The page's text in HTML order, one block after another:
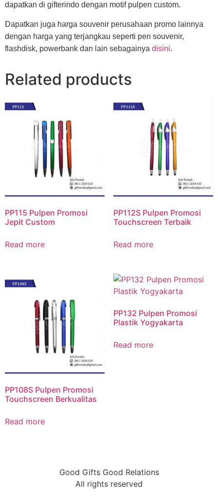
dapatkan di gifterindo dengan motif pulpen custom.
Dapatkan juga harga souvenir perusahaan promo lainnya
dengan harga yang terjangkau seperti pen souvenir,
flashdisk, powerbank dan lain sebagainya disini.
Related products
PP115 Pulpen Promosi
Jepit Custom
Read more
PP112S Pulpen Promosi
Touchscreen Terbaik
Read more
PP108S Pulpen Promosi
Touchscreen Berkualitas
Read more
PP132 Pulpen Promosi
Plastik Yogyakarta
Read more
Good Gifts Good Relations
All rights reserved